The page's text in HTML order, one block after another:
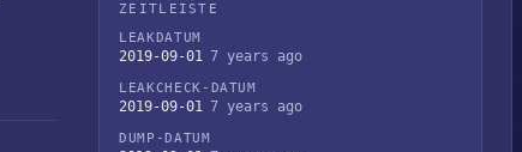
ZEITLEISTE
LEAKDATUM
2019-09-01 7 years ago
LEAKCHECK-DATUM
2019-09-01 7 years ago
DUMP-DATUM